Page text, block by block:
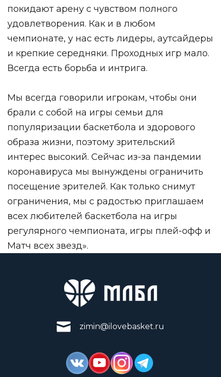
покидают арену с чувством полного
удовлетворения. Как и в любом
чемпионате, у нас есть лидеры, аутсайдеры
и крепкие середняки. Проходных игр мало.
Всегда есть борьба и интрига.
Мы всегда говорили игрокам, чтобы они
брали с собой на игры семьи для
популяризации баскетбола и здорового
образа жизни, поэтому зрительский
интерес высокий. Сейчас из-за пандемии
коронавируса мы вынуждены ограничить
посещение зрителей. Как только снимут
ограничения, мы с радостью приглашаем
всех любителей баскетбола на игры
регулярного чемпионата, игры плей-офф и
Матч всех звезд».
zimin@ilovebasket.ru